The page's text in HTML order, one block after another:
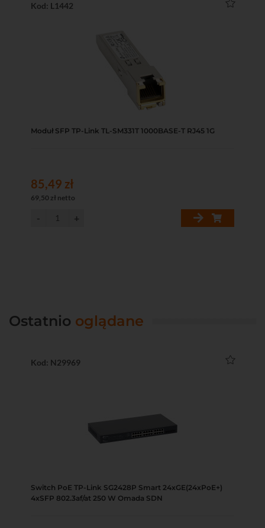
Kod: L1442
Moduł SFP TP-Link TL-SM331T 1000BASE-T RJ45 1G
85,49 zł
69,50 zł netto
Ostatnio oglądane
Kod: N29969
Switch PoE TP-Link SG2428P Smart 24xGE(24xPoE+)
4xSFP 802.3af/at 250 W Omada SDN